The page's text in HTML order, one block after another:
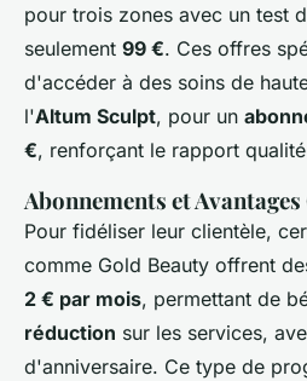
pour trois zones avec un test
seulement 99 €. Ces offres
d'accéder à des soins de
l'Altum Sculpt, pour un
€, renforçant le rapport
Abonnements et
Pour fidéliser leur clientèle,
comme Gold Beauty offrent
2 € par mois, permettant de
réduction sur les services,
d'anniversaire. Ce type de